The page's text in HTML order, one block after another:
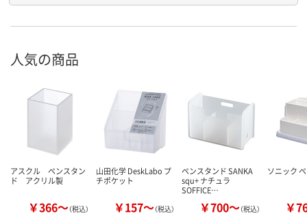
人気の商品
アスクル ペンスタン
ド アクリル製
￥366～（税込）
山田化学 DeskLabo プ
チポケット
￥157～（税込）
ペンスタンド SANKA
squ+ ナチュラ
SOFFICE…
￥700～（税込）
ソニック
￥